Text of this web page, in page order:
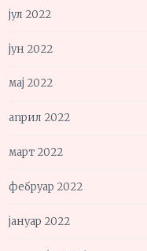
јул 2022
јун 2022
мај 2022
април 2022
март 2022
фебруар 2022
јануар 2022